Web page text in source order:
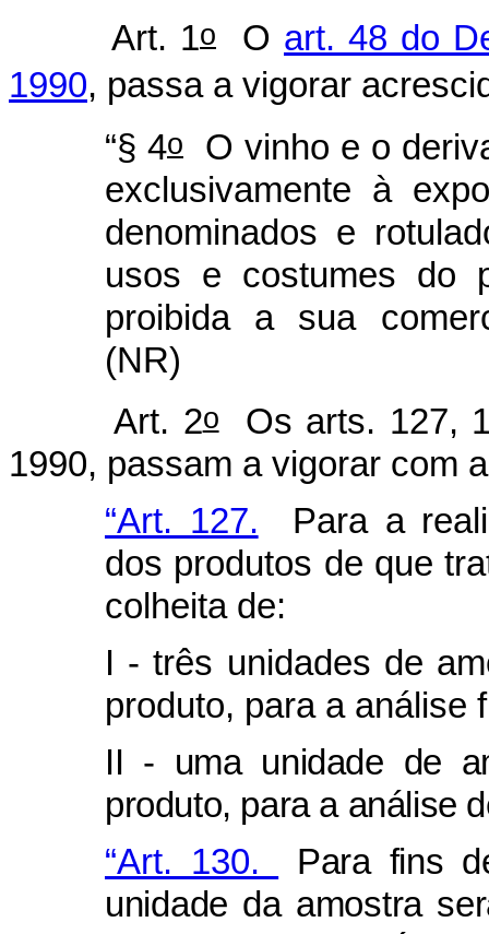
Art. 1o O art. 48 do
1990, passa a vigorar
“§ 4o
O vinho e o
exclusivamente à
denominados e
usos e costumes do
proibida a sua
(NR)
Art. 2oOs arts. 127,
1990, passam a vigorar com
“Art. 127. Para a
dos produtos de que
colheita de:
I - três unidades de
produto, para a análise
II - uma unidade de
produto, para a análise
“Art. 130.
Para fins
unidade da amostra